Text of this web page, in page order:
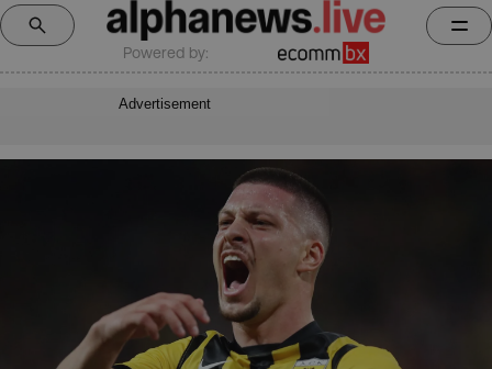
Powered by:
Advertisement